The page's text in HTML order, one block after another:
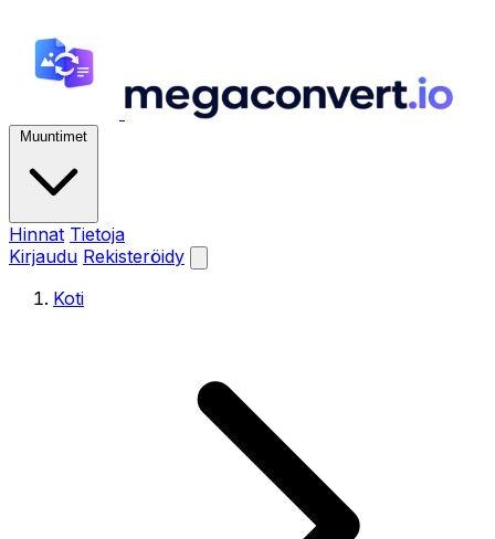
Muuntimet
Hinnat Tietoja
Kirjaudu Rekisteröidy
Koti